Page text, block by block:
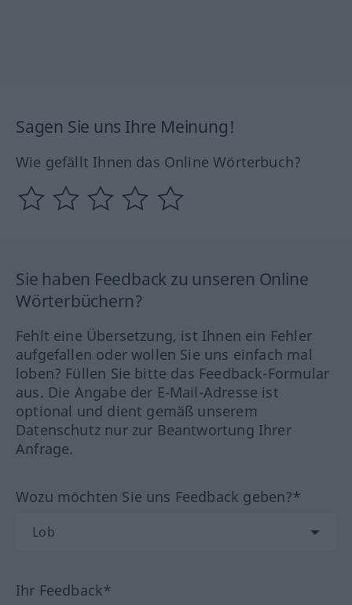
Sagen Sie uns Ihre Meinung!
Wie gefällt Ihnen das Online Wörterbuch?
Sie haben Feedback zu unseren Online
Wörterbüchern?
Fehlt eine Übersetzung, ist Ihnen ein Fehler
aufgefallen oder wollen Sie uns einfach mal
loben? Füllen Sie bitte das Feedback-Formular
aus. Die Angabe der E-Mail-Adresse ist
optional und dient gemäß unserem
Datenschutz nur zur Beantwortung Ihrer
Anfrage.
Wozu möchten Sie uns Feedback geben?*
Ihr Feedback*